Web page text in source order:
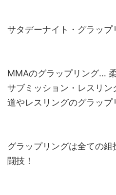
サタデーナイト・グラップ
MMAのグラップリング…
サブミッション・レスリ
道やレスリングのグラッ
グラップリングは全ての
闘技！